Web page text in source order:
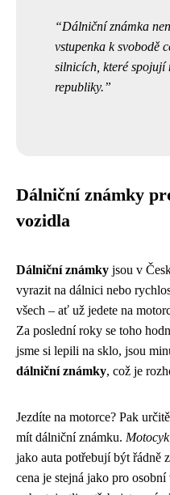
Dálniční známka
vstupenka k svobodě
silnicích, které spojují
republiky.
Dálniční známky
vozidla
Dálniční známky jsou v
vyrazit na dálnici nebo
všech – ať už jedete na
Za poslední roky se toho
jsme si lepili na sklo, jsou
dálniční známky, což je
Jezdíte na motorce? Pak
mít dálniční známku.
jako auta potřebují být řádně
cena je stejná jako pro